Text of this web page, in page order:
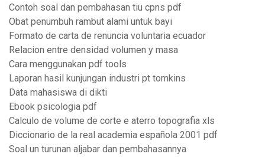
Contoh soal dan pembahasan tiu cpns pdf
Obat penumbuh rambut alami untuk bayi
Formato de carta de renuncia voluntaria ecuador
Relacion entre densidad volumen y masa
Cara menggunakan pdf tools
Laporan hasil kunjungan industri pt tomkins
Data mahasiswa di dikti
Ebook psicologia pdf
Calculo de volume de corte e aterro topografia xls
Diccionario de la real academia española 2001 pdf
Soal un turunan aljabar dan pembahasannya